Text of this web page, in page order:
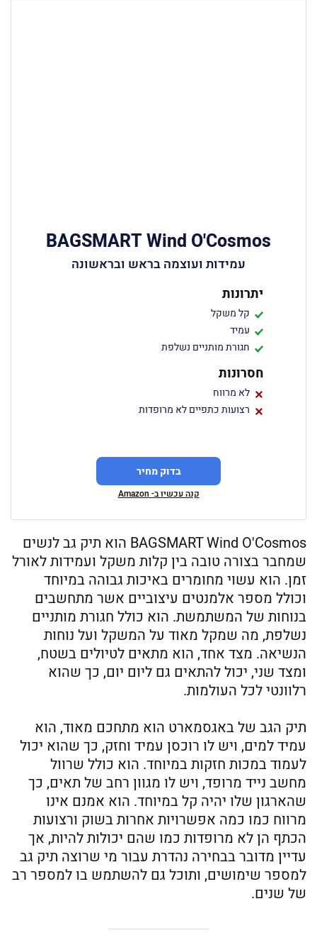
BAGSMART Wind O'Cosmos
עמידות ועוצמה בראש ובראשונה
יתרונות
קל משקל
עמיד
חגורת מותניים נשלפת
חסרונות
לא מרווח
רצועות כתפיים לא מרופדות
בדוק מחיר
קנה עכשיו ב- Amazon
BAGSMART Wind O'Cosmos הוא תיק גב לנשים
שמחבר בצורה טובה בין קלות משקל ועמידות לאורל
זמן. הוא עשוי מחומרים באיכות גבוהה במיוחד
וכולל מספר אלמנטים עיצוביים אשר מתחשבים
בנוחות של המשתמשת. הוא כולל חגורת מותניים
נשלפת, מה שמקל מאוד על המשקל ועל נוחות
הנשיאה. מצד אחד, הוא מתאים לטיולים בשטח,
ומצד שני, יכול להתאים גם ליום יום, כך שהוא
רלוונטי לכל העולמות.
תיק הגב של באגסמארט הוא מתחכם מאוד, הוא
עמיד למים, ויש לו רוכסן עמיד וחזק, כך שהוא יכול
לעמוד במכות חזקות במיוחד. הוא כולל שרוול
מחשב נייד מרופד, ויש לו מגוון רחב של תאים, כך
שהארגון שלו יהיה קל במיוחד. הוא אמנם אינו
מרווח כמו כמה אפשרויות אחרות בשוק ורצועות
הכתף הן לא מרופדות כמו שהם יכולות להיות, אך
עדיין מדובר בבחירה נהדרת עבור מי שרוצה תיק גב
למספר שימושים, ותוכל גם להשתמש בו למספר רב
של שנים.